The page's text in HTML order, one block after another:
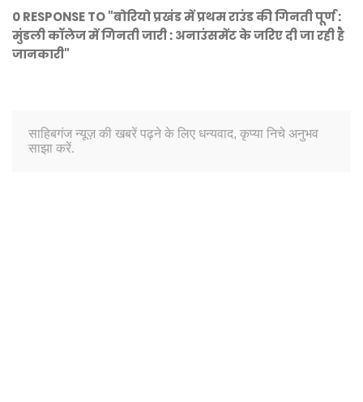
0 RESPONSE TO "बोरियो प्रखंड में प्रथम राउंड की गिनती पूर्ण :
मुंडली कॉलेज में गिनती जारी : अनाउंसमेंट के जरिए दी जा रही है
जानकारी"
साहिबगंज न्यूज़ की खबरें पढ़ने के लिए धन्यवाद, कृप्या निचे अनुभव
साझा करें.